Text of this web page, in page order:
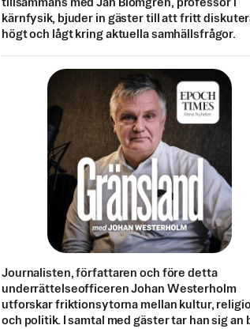
tillsammans med Jan Blomgren, professor i
kärnfysik, bjuder in gäster till att fritt
högt och lågt kring aktuella samhällsfrågor.
Journalisten, författaren och före detta
underrättelseofficeren Johan Westerholm
utforskar friktionsytorna mellan kultur,
och politik. I samtal med gäster tar han sig an